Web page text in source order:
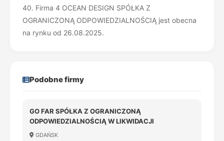
40. Firma 4 OCEAN DESIGN SPÓŁKA Z
OGRANICZONĄ ODPOWIEDZIALNOŚCIĄ jest obecna
na rynku od 26.08.2025.
Podobne firmy
GO FAR SPÓŁKA Z OGRANICZONĄ
ODPOWIEDZIALNOŚCIĄ W LIKWIDACJI
GDAŃSK